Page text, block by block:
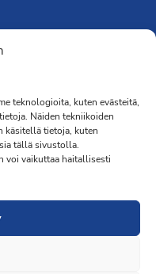
teknologioita, kuten evästeitä,
Näiden tekniikoiden
käsitellä tietoja, kuten
tällä sivustolla.
voi vaikuttaa haitallisesti